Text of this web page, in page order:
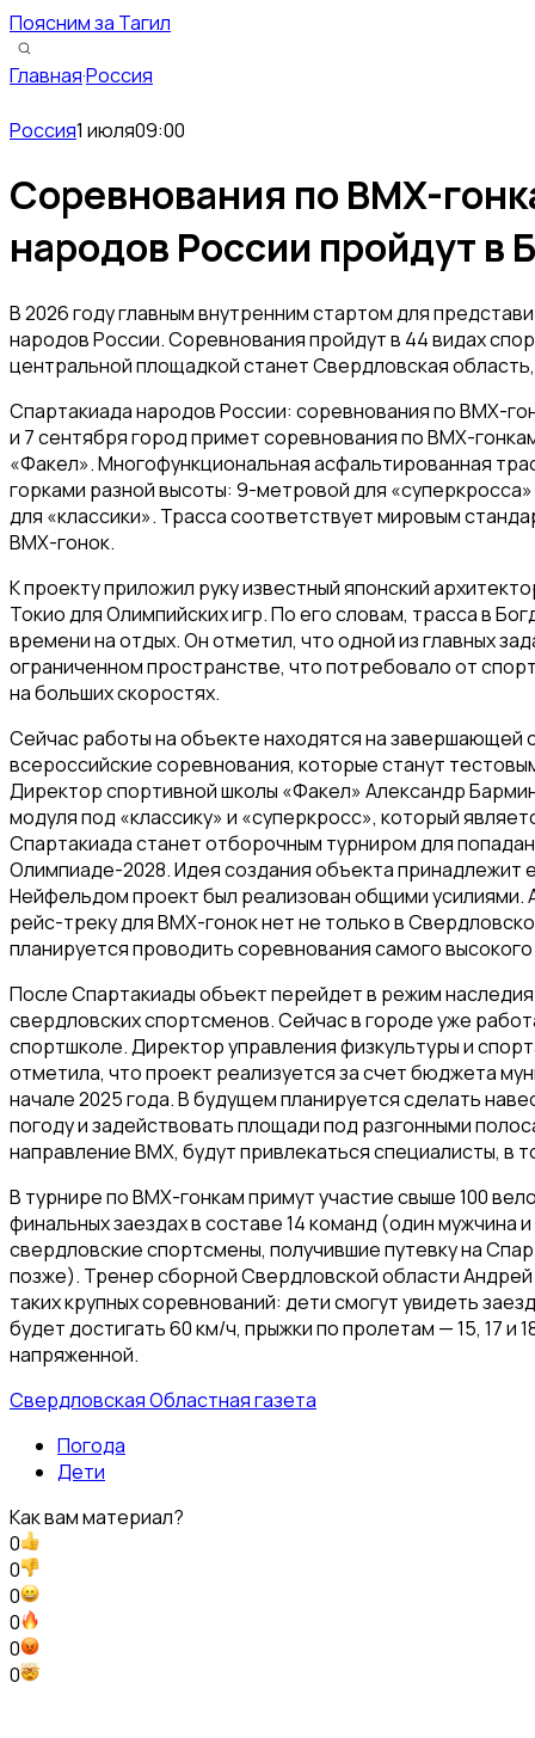
Поясним за Тагил
Главная·Россия
Россия1 июля09:00
Соревнования по BMX-
народов России пройдут в
В 2026 году главным внутренним стартом для
народов России. Соревнования пройдут в 44 видах
центральной площадкой станет Свердловская
Спартакиада народов России: соревнования по BMX-
и 7 сентября город примет соревнования по BMX-
«Факел». Многофункциональная асфальтированная
горками разной высоты: 9-метровой для
для «классики». Трасса соответствует мировым
BMX-гонок.
К проекту приложил руку известный японский
Токио для Олимпийских игр. По его словам, трасса в
времени на отдых. Он отметил, что одной из главных
ограниченном пространстве, что потребовало от
на больших скоростях.
Сейчас работы на объекте находятся на
всероссийские соревнования, которые станут
Директор спортивной школы «Факел» Александр
модуля под «классику» и «суперкросс», который
Спартакиада станет отборочным турниром для
Олимпиаде-2028. Идея создания объекта принадлежит
Нейфельдом проект был реализован общими
рейс-треку для BMX-гонок нет не только в
планируется проводить соревнования самого
После Спартакиады объект перейдет в режим
свердловских спортсменов. Сейчас в городе уже
спортшколе. Директор управления физкультуры и
отметила, что проект реализуется за счет бюджета
начале 2025 года. В будущем планируется сделать
погоду и задействовать площади под разгонными
направление BMX, будут привлекаться специалисты,
В турнире по BMX-гонкам примут участие свыше 100
финальных заездах в составе 14 команд (один мужчина
свердловские спортсмены, получившие путевку на
позже). Тренер сборной Свердловской области
таких крупных соревнований: дети смогут увидеть
будет достигать 60 км/ч, прыжки по пролетам — 15, 17
напряженной.
Свердловская Областная газета
Погода
Дети
Как вам материал?
0
0
0
0
0
0